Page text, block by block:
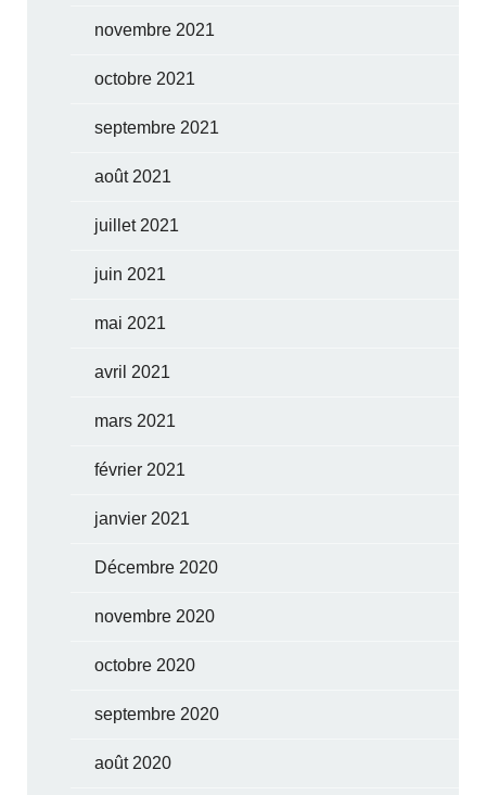
novembre 2021
octobre 2021
septembre 2021
août 2021
juillet 2021
juin 2021
mai 2021
avril 2021
mars 2021
février 2021
janvier 2021
Décembre 2020
novembre 2020
octobre 2020
septembre 2020
août 2020